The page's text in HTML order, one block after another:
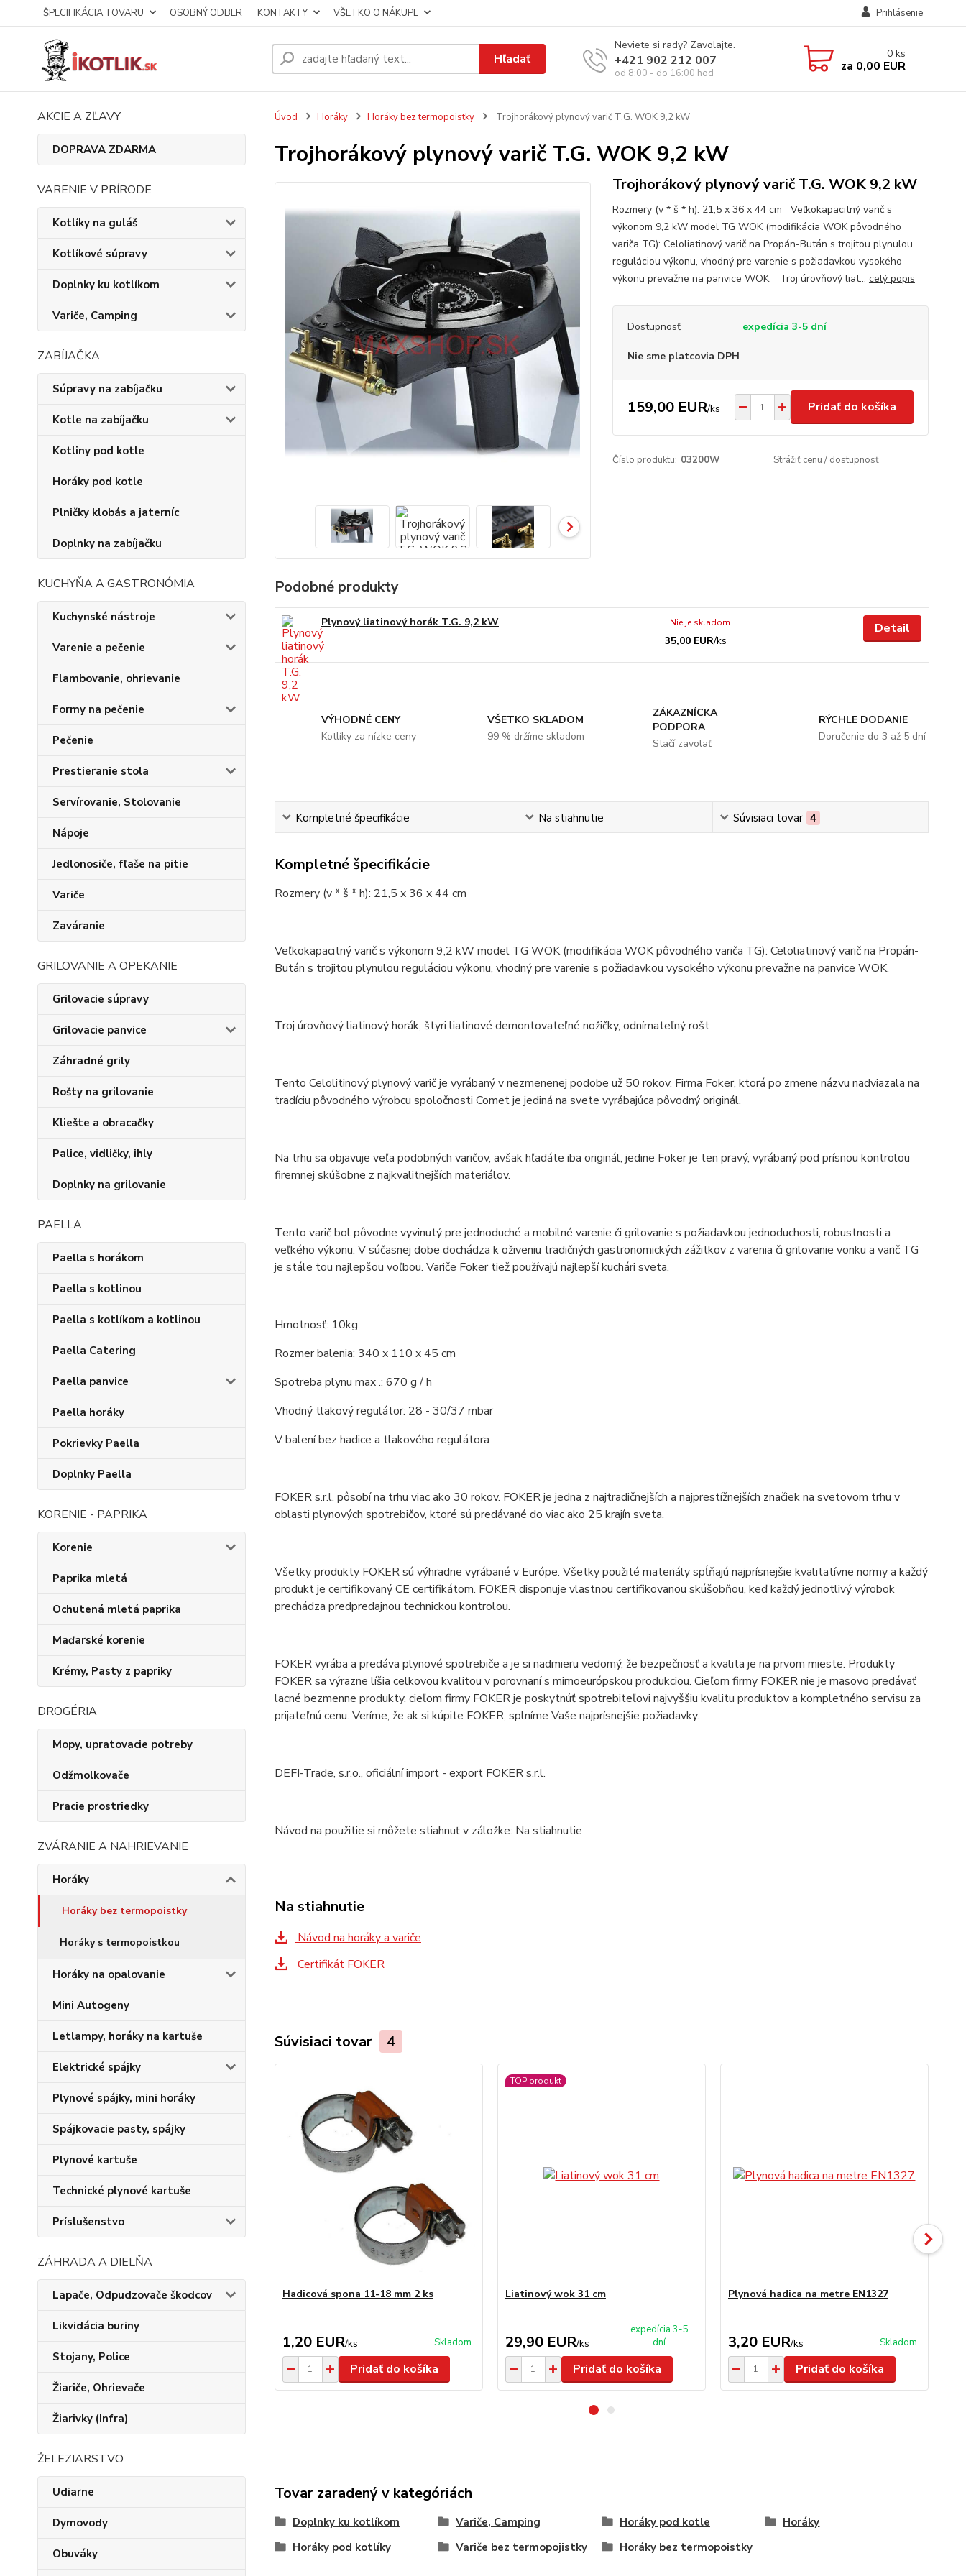
ŠPECIFIKÁCIA TOVARU OSOBNÝ ODBER KONTAKTY VŠETKO O NÁKUPE Prihlásenie
Hľadať
Neviete si rady? Zavolajte.
+421 902 212 007
od 8:00 - do 16:00 hod
0 ks
za 0,00 EUR
AKCIE A ZĽAVY
DOPRAVA ZDARMA
VARENIE V PRÍRODE
Kotlíky na guláš
Kotlíkové súpravy
Doplnky ku kotlíkom
Variče, Camping
ZABÍJAČKA
Súpravy na zabíjačku
Kotle na zabíjačku
Kotliny pod kotle
Horáky pod kotle
Plničky klobás a jaterníc
Doplnky na zabíjačku
KUCHYŇA A GASTRONÓMIA
Kuchynské nástroje
Varenie a pečenie
Flambovanie, ohrievanie
Formy na pečenie
Pečenie
Prestieranie stola
Servírovanie, Stolovanie
Nápoje
Jedlonosiče, fľaše na pitie
Variče
Zaváranie
GRILOVANIE A OPEKANIE
Grilovacie súpravy
Grilovacie panvice
Záhradné grily
Rošty na grilovanie
Kliešte a obracačky
Palice, vidličky, ihly
Doplnky na grilovanie
PAELLA
Paella s horákom
Paella s kotlinou
Paella s kotlíkom a kotlinou
Paella Catering
Paella panvice
Paella horáky
Pokrievky Paella
Doplnky Paella
KORENIE - PAPRIKA
Korenie
Paprika mletá
Ochutená mletá paprika
Maďarské korenie
Krémy, Pasty z papriky
DROGÉRIA
Mopy, upratovacie potreby
Odžmolkovače
Pracie prostriedky
ZVÁRANIE A NAHRIEVANIE
Horáky
Horáky bez termopoistky
Horáky s termopoistkou
Horáky na opalovanie
Mini Autogeny
Letlampy, horáky na kartuše
Elektrické spájky
Plynové spájky, mini horáky
Spájkovacie pasty, spájky
Plynové kartuše
Technické plynové kartuše
Príslušenstvo
ZÁHRADA A DIELŇA
Lapače, Odpudzovače škodcov
Likvidácia buriny
Stojany, Police
Žiariče, Ohrievače
Žiarivky (Infra)
ŽELEZIARSTVO
Udiarne
Dymovody
Obuváky
Úvod Horáky Horáky bez termopoistky Trojhorákový plynový varič T.G. WOK 9,2 kW
Trojhorákový plynový varič T.G. WOK 9,2 kW
Trojhorákový plynový varič T.G. WOK 9,2 kW
Rozmery (v * š * h): 21,5 x 36 x 44 cm Veľkokapacitný varič s
výkonom 9,2 kW model TG WOK (modifikácia WOK pôvodného
variča TG): Celoliatinový varič na Propán-Bután s trojitou plynulou
reguláciou výkonu, vhodný pre varenie s požiadavkou vysokého
výkonu prevažne na panvice WOK. Troj úrovňový liat... celý popis
Dostupnosť expedícia 3-5 dní
Nie sme platcovia DPH
159,00 EUR/ks Pridať do košíka
Číslo produktu: 03200W Strážiť cenu / dostupnosť
Podobné produkty
Plynový liatinový horák T.G. 9,2 kW
35,00 EUR/ks
Nie je skladom Detail
VÝHODNÉ CENY
Kotlíky za nízke ceny
VŠETKO SKLADOM
99 % držíme skladom
ZÁKAZNÍCKA
PODPORA
Stačí zavolať
RÝCHLE DODANIE
Doručenie do 3 až 5 dní
Kompletné špecifikácie Na stiahnutie Súvisiaci tovar 4
Kompletné špecifikácie
Rozmery (v * š * h): 21,5 x 36 x 44 cm
Veľkokapacitný varič s výkonom 9,2 kW model TG WOK (modifikácia WOK pôvodného variča TG): Celoliatinový varič na Propán-
Bután s trojitou plynulou reguláciou výkonu, vhodný pre varenie s požiadavkou vysokého výkonu prevažne na panvice WOK.
Troj úrovňový liatinový horák, štyri liatinové demontovateľné nožičky, odnímateľný rošt
Tento Celolitinový plynový varič je vyrábaný v nezmenenej podobe už 50 rokov. Firma Foker, ktorá po zmene názvu nadviazala na
tradíciu pôvodného výrobcu spoločnosti Comet je jediná na svete vyrábajúca pôvodný originál.
Na trhu sa objavuje veľa podobných varičov, avšak hľadáte iba originál, jedine Foker je ten pravý, vyrábaný pod prísnou kontrolou
firemnej skúšobne z najkvalitnejších materiálov.
Tento varič bol pôvodne vyvinutý pre jednoduché a mobilné varenie či grilovanie s požiadavkou jednoduchosti, robustnosti a
veľkého výkonu. V súčasnej dobe dochádza k oživeniu tradičných gastronomických zážitkov z varenia či grilovanie vonku a varič TG
je stále tou najlepšou voľbou. Variče Foker tiež používajú najlepší kuchári sveta.
Hmotnosť: 10kg
Rozmer balenia: 340 x 110 x 45 cm
Spotreba plynu max .: 670 g / h
Vhodný tlakový regulátor: 28 - 30/37 mbar
V balení bez hadice a tlakového regulátora
FOKER s.r.l. pôsobí na trhu viac ako 30 rokov. FOKER je jedna z najtradičnejších a najprestížnejších značiek na svetovom trhu v
oblasti plynových spotrebičov, ktoré sú predávané do viac ako 25 krajín sveta.
Všetky produkty FOKER sú výhradne vyrábané v Európe. Všetky použité materiály spĺňajú najprísnejšie kvalitatívne normy a každý
produkt je certifikovaný CE certifikátom. FOKER disponuje vlastnou certifikovanou skúšobňou, keď každý jednotlivý výrobok
prechádza predpredajnou technickou kontrolou.
FOKER vyrába a predáva plynové spotrebiče a je si nadmieru vedomý, že bezpečnosť a kvalita je na prvom mieste. Produkty
FOKER sa výrazne líšia celkovou kvalitou v porovnaní s mimoeurópskou produkciou. Cieľom firmy FOKER nie je masovo predávať
lacné bezmenne produkty, cieľom firmy FOKER je poskytnúť spotrebiteľovi najvyššiu kvalitu produktov a kompletného servisu za
prijateľnú cenu. Veríme, že ak si kúpite FOKER, splníme Vaše najprísnejšie požiadavky.
DEFI-Trade, s.r.o., oficiální import - export FOKER s.r.l.
Návod na použitie si môžete stiahnuť v záložke: Na stiahnutie
Na stiahnutie
Návod na horáky a variče
Certifikát FOKER
Súvisiaci tovar 4
Hadicová spona 11-18 mm 2 ks
1,20 EUR/ks Skladom
Pridať do košíka
TOP produkt
Liatinový wok 31 cm
29,90 EUR/ks
expedícia 3-5
dní
Pridať do košíka
Plynová hadica na metre EN1327
3,20 EUR/ks Skladom
Pridať do košíka
Tovar zaradený v kategóriách
Doplnky ku kotlíkom Variče, Camping Horáky pod kotle
Horáky
Horáky pod kotlíky
Variče bez termopojistky Horáky bez termopoistky